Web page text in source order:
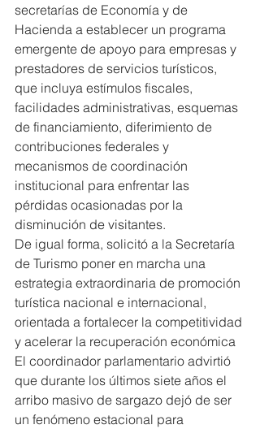
secretarías de Economía y de
Hacienda a establecer un programa
emergente de apoyo para empresas y
prestadores de servicios turísticos,
que incluya estímulos fiscales,
facilidades administrativas, esquemas
de financiamiento, diferimiento de
contribuciones federales y
mecanismos de coordinación
institucional para enfrentar las
pérdidas ocasionadas por la
disminución de visitantes.
De igual forma, solicitó a la Secretaría
de Turismo poner en marcha una
estrategia extraordinaria de promoción
turística nacional e internacional,
orientada a fortalecer la competitividad
y acelerar la recuperación económica
El coordinador parlamentario advirtió
que durante los últimos siete años el
arribo masivo de sargazo dejó de ser
un fenómeno estacional para